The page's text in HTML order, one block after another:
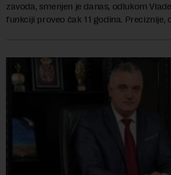
zavoda, smenjen je danas, odlukom
funkciji proveo čak 11 godina. Preciznije,